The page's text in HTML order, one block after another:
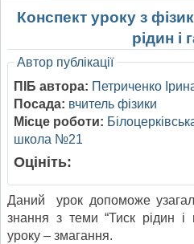
Конспект уроку з
рідин і
Автор публікації
ПІБ автора: Петриченко
Посада: вчитель фізики
Місце роботи:
школа №21
Оцініть:
Даний урок допоможе
знання з теми “Тиск рідин і
уроку – змагання.